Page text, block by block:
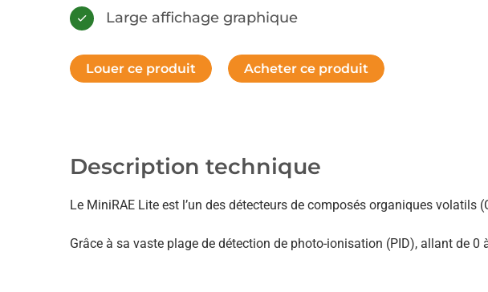
Large affichage graphique
Description technique
Le MiniRAE Lite est l’un des détecteurs de composés organiques volatils
Grâce à sa vaste plage de détection de photo-ionisation (PID), allant de